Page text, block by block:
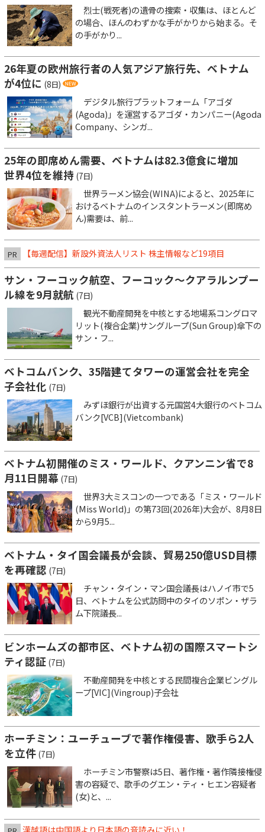
烈士(戦死者)の遺骨の捜索・収集は、ほとんど
の場合、ほんのわずかな手がかりから始まる。そ
の手がかり...
26年夏の欧州旅行者の人気アジア旅行先、ベトナム
が4位に (8日)
デジタル旅行プラットフォーム「アゴダ
(Agoda)」を運営するアゴダ・カンパニー(Agoda
Company、シンガ...
25年の即席めん需要、ベトナムは82.3億食に増加
世界4位を維持 (7日)
世界ラーメン協会(WINA)によると、2025年に
おけるベトナムのインスタントラーメン(即席め
ん)需要は、前...
PR 【毎週配信】新設外資法人リスト 株主情報など19項目
サン・フーコック航空、フーコック～クアラルンプー
ル線を9月就航 (7日)
観光不動産開発を中核とする地場系コングロマ
リット(複合企業)サングループ(Sun Group)傘下の
サン・フ...
ベトコムバンク、35階建てタワーの運営会社を完全
子会社化 (7日)
みずほ銀行が出資する元国営4大銀行のベトコム
バンク[VCB](Vietcombank)
ベトナム初開催のミス・ワールド、クアンニン省で8
月11日開幕 (7日)
世界3大ミスコンの一つである「ミス・ワールド
(Miss World)」の第73回(2026年)大会が、8月8日
から9月5...
ベトナム・タイ国会議長が会談、貿易250億USD目標
を再確認 (7日)
チャン・タイン・マン国会議長はハノイ市で5
日、ベトナムを公式訪問中のタイのソポン・ザラ
ム下院議長...
ビンホームズの都市区、ベトナム初の国際スマートシ
ティ認証 (7日)
不動産開発を中核とする民間複合企業ビングル
ープ[VIC](Vingroup)子会社
ホーチミン：ユーチューブで著作権侵害、歌手ら2人
を立件 (7日)
ホーチミン市警察は5日、著作権・著作隣接権侵
害の容疑で、歌手のグエン・ティ・ヒエン容疑者
(女)と、...